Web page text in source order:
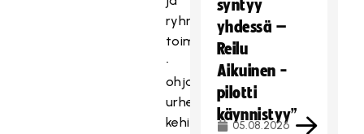
ryhmän
toimintaa
•
ohjata
urheilijaa
kehitysvaiheen
syntyy
yhdessä –
Reilu
Aikuinen -
pilotti
käynnistyy”
05.08.2026